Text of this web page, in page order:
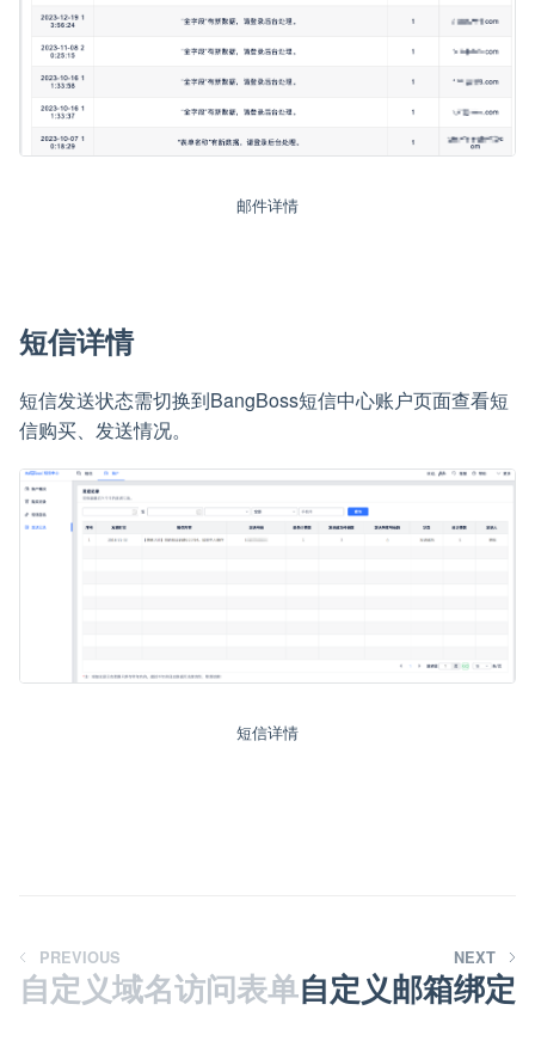
邮件详情
短信详情
短信发送状态需切换到BangBoss短信中心账户页面查看短
信购买、发送情况。
短信详情
PREVIOUS
自定义域名访问表单
NEXT
自定义邮箱绑定